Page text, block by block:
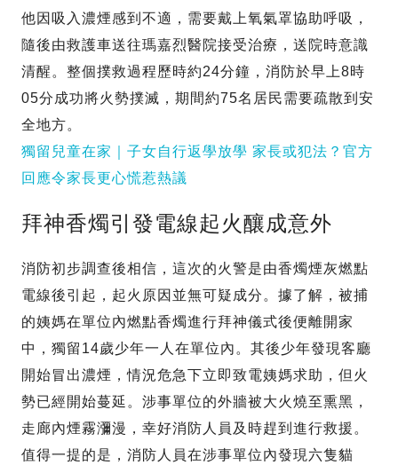
他因吸入濃煙感到不適，需要戴上氧氣罩協助呼吸，
隨後由救護車送往瑪嘉烈醫院接受治療，送院時意識
清醒。整個撲救過程歷時約24分鐘，消防於早上8時
05分成功將火勢撲滅，期間約75名居民需要疏散到安
全地方。
獨留兒童在家｜子女自行返學放學 家長或犯法？官方
回應令家長更心慌惹熱議
拜神香燭引發電線起火釀成意外
消防初步調查後相信，這次的火警是由香燭煙灰燃點
電線後引起，起火原因並無可疑成分。據了解，被捕
的姨媽在單位內燃點香燭進行拜神儀式後便離開家
中，獨留14歲少年一人在單位內。其後少年發現客廳
開始冒出濃煙，情況危急下立即致電姨媽求助，但火
勢已經開始蔓延。涉事單位的外牆被大火燒至熏黑，
走廊內煙霧瀰漫，幸好消防人員及時趕到進行救援。
值得一提的是，消防人員在涉事單位內發現六隻貓